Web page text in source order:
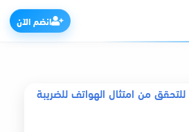
انضم الآن